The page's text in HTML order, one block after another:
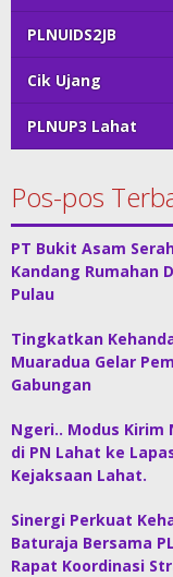
PLNUIDS2JB
Cik Ujang
PLNUP3 Lahat
Pos-pos
PT Bukit Asam
Kandang Rumahan
Pulau
Tingkatkan
Muaradua Gelar
Gabungan
Ngeri.. Modus Kirim
di PN Lahat ke
Kejaksaan Lahat.
Sinergi Perkuat
Baturaja Bersama
Rapat Koordinasi